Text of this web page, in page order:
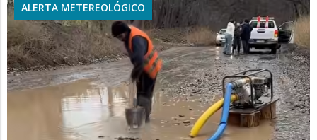
ALERTA METEREOLÓGICO